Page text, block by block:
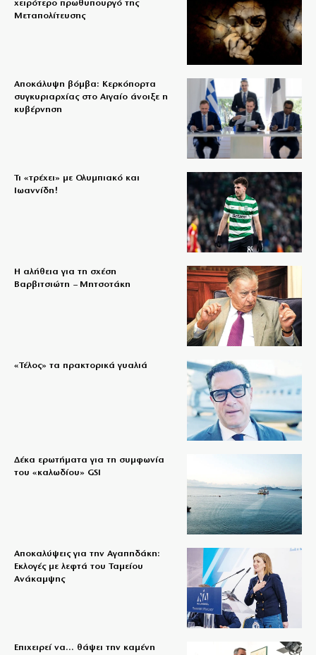
χειρότερο πρωθυπουργό της
Μεταπολίτευσης
Αποκάλυψη βόμβα: Κερκόπορτα
συγκυριαρχίας στο Αιγαίο άνοιξε η
κυβέρνηση
Τι «τρέχει» με Ολυμπιακό και
Ιωαννίδη!
Η αλήθεια για τη σχέση
Βαρβιτσιώτη – Μητσοτάκη
«Τέλος» τα πρακτορικά γυαλιά
Δέκα ερωτήματα για τη συμφωνία
του «καλωδίου» GSI
Αποκαλύψεις για την Αγαπηδάκη:
Εκλογές με λεφτά του Ταμείου
Ανάκαμψης
Επιχειρεί να… θάψει την καμένη